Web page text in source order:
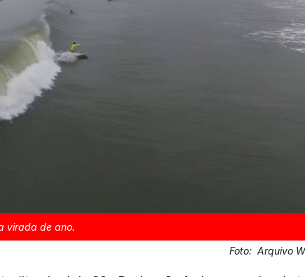
virada de ano.
Foto: Arquivo